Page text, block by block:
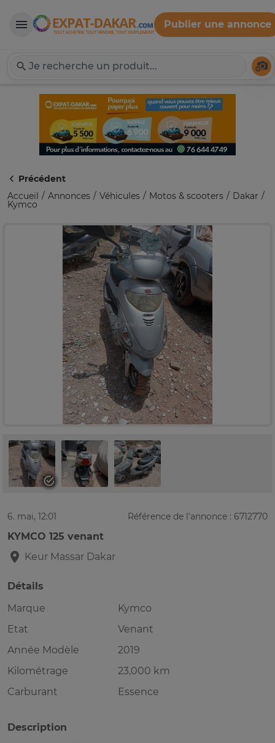
Expat-Dakar
Publier une annonce
Précédent
Accueil
Annonces Véhicules Motos & scooters Dakar
Kymco
6. mai, 12:01 Référence de l'annonce : 6712770
KYMCO 125 venant
Keur Massar Dakar
Détails
Marque
Kymco
Etat
Venant
Année Modèle
2019
Kilométrage
23,000 km
Carburant
Essence
Description